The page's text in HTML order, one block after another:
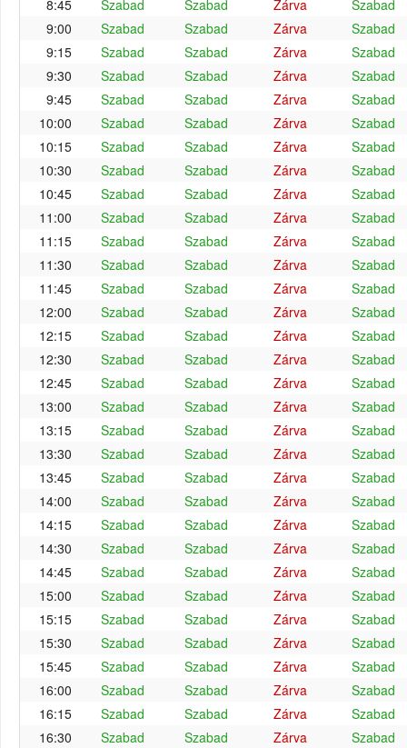
8:45
Szabad Szabad Zárva
Szabad
9:00
Szabad Szabad Zárva
Szabad
9:15
Szabad Szabad Zárva
Szabad
9:30
Szabad Szabad Zárva
Szabad
9:45
Szabad Szabad Zárva
Szabad
10:00
Szabad Szabad Zárva
Szabad
10:15
Szabad Szabad Zárva
Szabad
10:30
Szabad Szabad Zárva
Szabad
10:45
Szabad Szabad Zárva
Szabad
11:00
Szabad Szabad Zárva
Szabad
11:15
Szabad Szabad Zárva
Szabad
11:30
Szabad Szabad Zárva
Szabad
11:45
Szabad Szabad Zárva
Szabad
12:00
Szabad Szabad Zárva
Szabad
12:15
Szabad Szabad Zárva
Szabad
12:30
Szabad Szabad Zárva
Szabad
12:45
Szabad Szabad Zárva
Szabad
13:00
Szabad Szabad Zárva
Szabad
13:15
Szabad Szabad Zárva
Szabad
13:30
Szabad Szabad Zárva
Szabad
13:45
Szabad Szabad Zárva
Szabad
14:00
Szabad Szabad Zárva
Szabad
14:15
Szabad Szabad Zárva
Szabad
14:30
Szabad Szabad Zárva
Szabad
14:45
Szabad Szabad Zárva
Szabad
15:00
Szabad Szabad Zárva
Szabad
15:15
Szabad Szabad Zárva
Szabad
15:30
Szabad Szabad Zárva
Szabad
15:45
Szabad Szabad Zárva
Szabad
16:00
Szabad Szabad Zárva
Szabad
16:15
Szabad Szabad Zárva
Szabad
16:30
Szabad Szabad Zárva
Szabad